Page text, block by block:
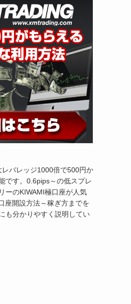
レバレッジ1000倍で500円か
です。0.6pips～の低スプレ
ーのKIWAMI極口座が人気
座開設方法～稼ぎ方までを
も分かりやすく説明してい